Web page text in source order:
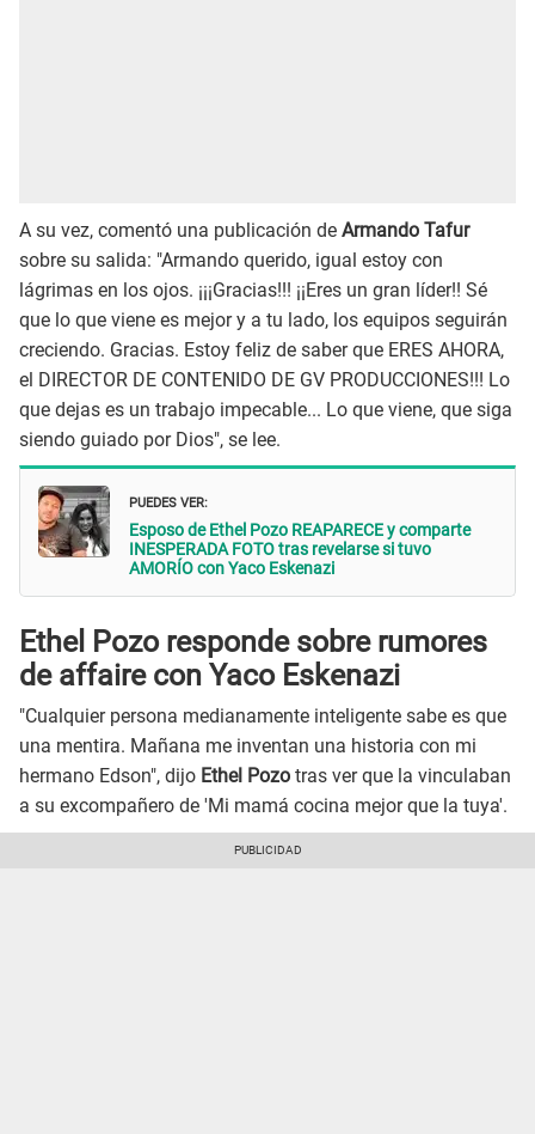
A su vez, comentó una publicación de Armando Tafur
sobre su salida: "Armando querido, igual estoy con
lágrimas en los ojos. ¡¡¡Gracias!!! ¡¡Eres un gran líder!! Sé
que lo que viene es mejor y a tu lado, los equipos seguirán
creciendo. Gracias. Estoy feliz de saber que ERES AHORA,
el DIRECTOR DE CONTENIDO DE GV PRODUCCIONES!!! Lo
que dejas es un trabajo impecable... Lo que viene, que siga
siendo guiado por Dios", se lee.
PUEDES VER:
Esposo de Ethel Pozo REAPARECE y comparte
INESPERADA FOTO tras revelarse si tuvo
AMORÍO con Yaco Eskenazi
Ethel Pozo responde sobre rumores
de affaire con Yaco Eskenazi
"Cualquier persona medianamente inteligente sabe es que
una mentira. Mañana me inventan una historia con mi
hermano Edson", dijo Ethel Pozo tras ver que la vinculaban
a su excompañero de 'Mi mamá cocina mejor que la tuya'.